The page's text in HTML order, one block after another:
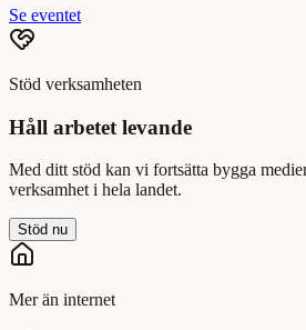
Se eventet
Stöd verksamheten
Håll arbetet levande
Med ditt stöd kan vi fortsätta bygga
verksamhet i hela landet.
Stöd nu
Mer än internet